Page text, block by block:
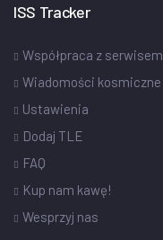
ISS Tracker
Współpraca z serwisem
Wiadomości kosmiczne
Ustawienia
Dodaj TLE
FAQ
Kup nam kawę!
Wesprzyj nas